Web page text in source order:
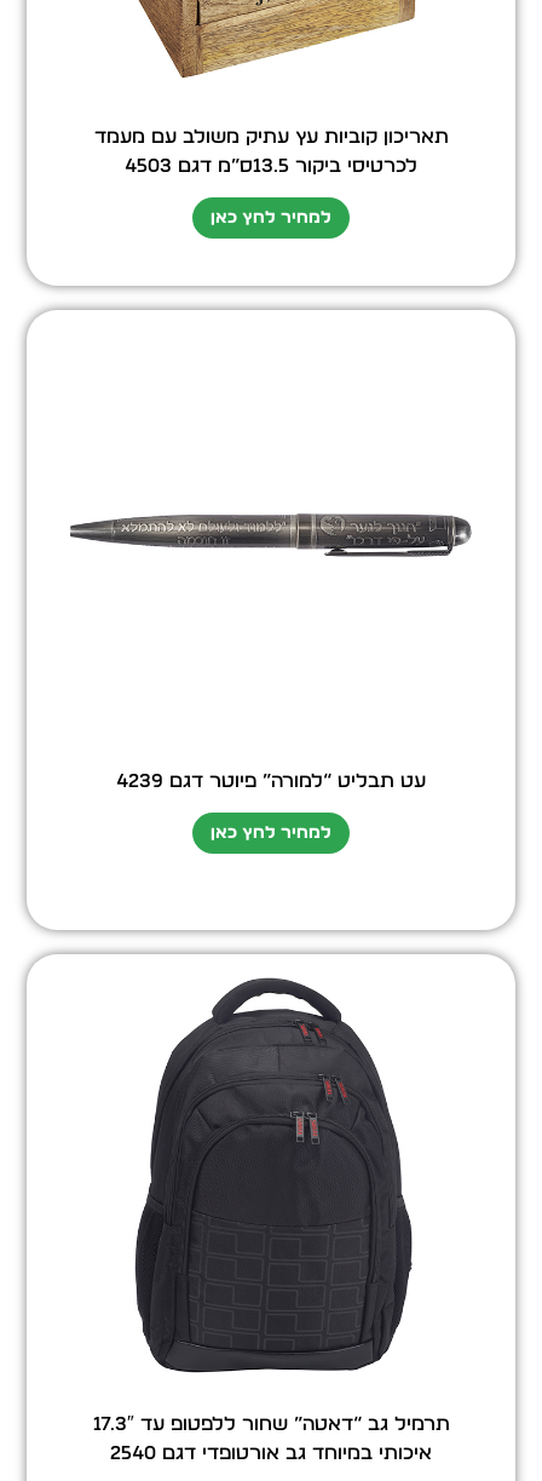
תאריכון קוביות עץ עתיק משולב עם מעמד
לכרטיסי ביקור 13.5ס”מ דגם 4503
למחיר לחץ כאן
עט תבליט “למורה” פיוטר דגם 4239
למחיר לחץ כאן
תרמיל גב “דאטה” שחור ללפטופ עד 17.3″
איכותי במיוחד גב אורטופדי דגם 2540